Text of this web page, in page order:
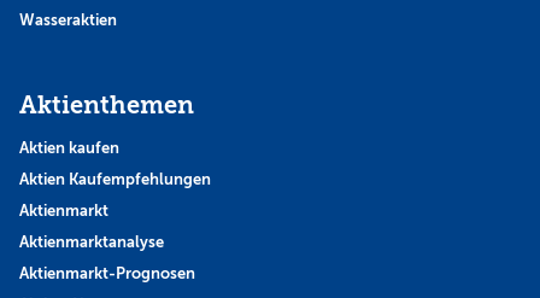
Wasseraktien
Aktienthemen
Aktien kaufen
Aktien Kaufempfehlungen
Aktienmarkt
Aktienmarktanalyse
Aktienmarkt-Prognosen